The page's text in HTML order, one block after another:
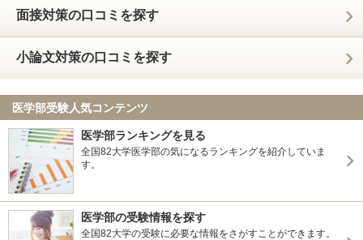
面接対策の口コミを探す
小論文対策の口コミを探す
医学部受験人気コンテンツ
医学部ランキングを見る
全国82大学医学部の気になるランキングを紹介していま
す。
医学部の受験情報を探す
全国82大学の受験に必要な情報をさがすことができます。